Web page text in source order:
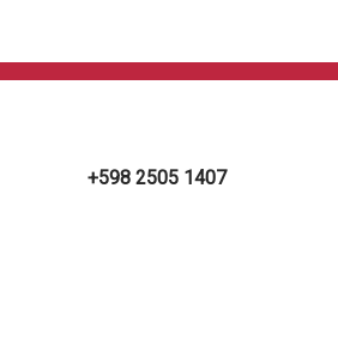
+598 2505 1407